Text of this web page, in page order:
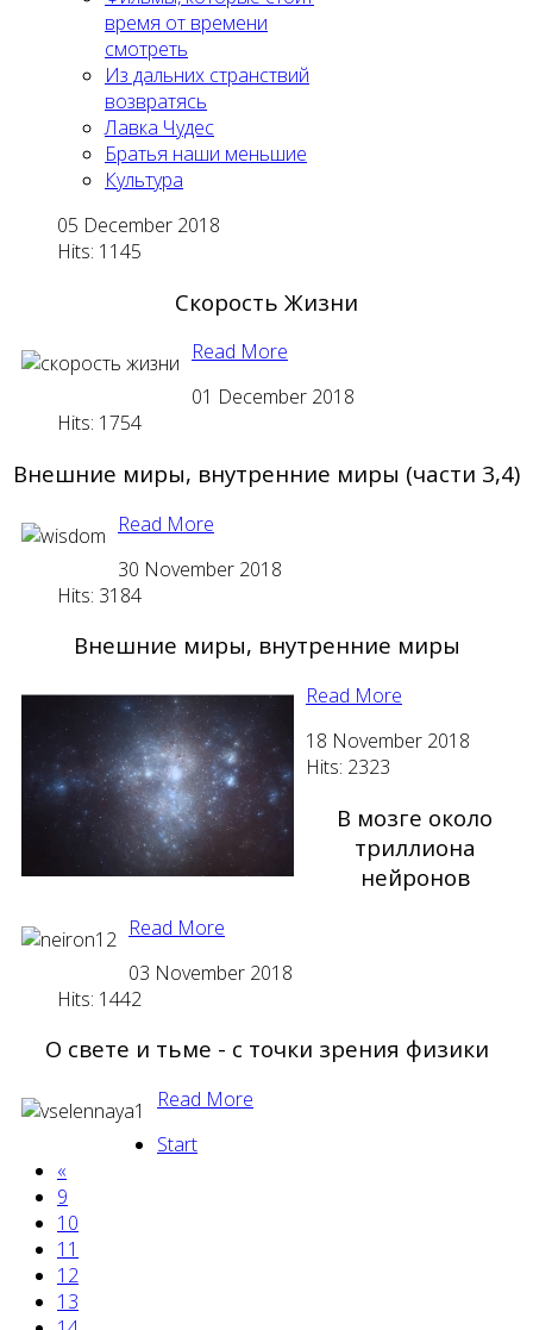
время от времени
смотреть
Из дальних странствий
возвратясь
Лавка Чудес
Братья наши меньшие
Культура
05 December 2018
Hits: 1145
Скорость Жизни
Read More
01 December 2018
Hits: 1754
Внешние миры, внутренние миры (части 3,4)
Read More
30 November 2018
Hits: 3184
Внешние миры, внутренние миры
Read More
18 November 2018
Hits: 2323
В мозге около
триллиона
нейронов
Read More
03 November 2018
Hits: 1442
О свете и тьме - с точки зрения физики
Read More
Start
«
9
10
11
12
13